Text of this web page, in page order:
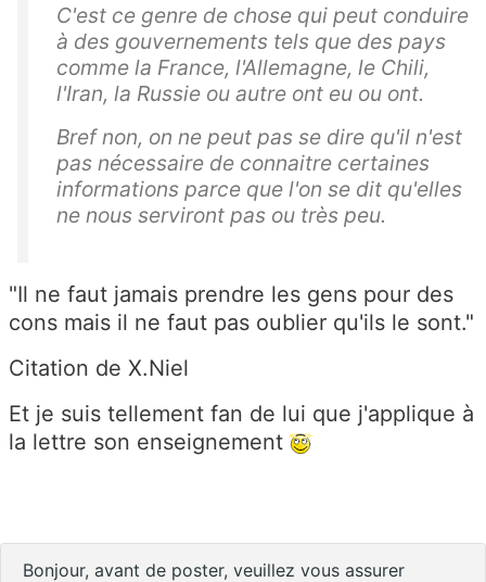
C'est ce genre de chose qui peut conduire
à des gouvernements tels que des pays
comme la France, l'Allemagne, le Chili,
l'Iran, la Russie ou autre ont eu ou ont.
Bref non, on ne peut pas se dire qu'il n'est
pas nécessaire de connaitre certaines
informations parce que l'on se dit qu'elles
ne nous serviront pas ou très peu.
"Il ne faut jamais prendre les gens pour des
cons mais il ne faut pas oublier qu'ils le sont."
Citation de X.Niel
Et je suis tellement fan de lui que j'applique à
la lettre son enseignement
Bonjour, avant de poster, veuillez vous assurer